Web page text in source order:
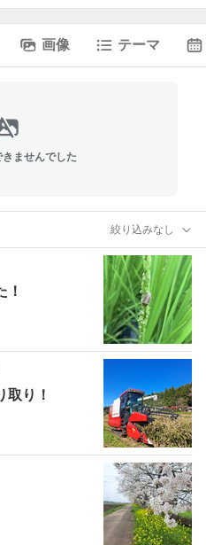
画像 テーマ
ませんでした
絞り込みなし
！
り！